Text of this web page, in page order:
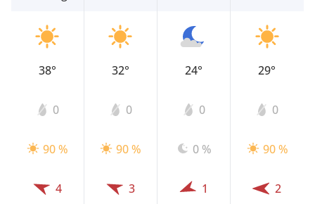
38°
0
90 %
4
32°
0
90 %
3
24°
0
0 %
1
29°
0
90 %
2